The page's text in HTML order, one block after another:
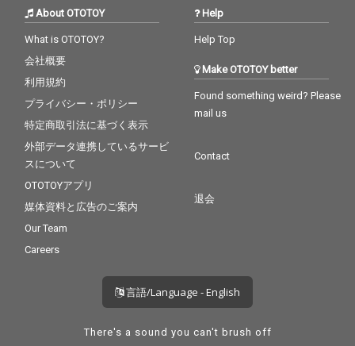
About OTOTOY
What is OTOTOY?
会社概要
利用規約
プライバシー・ポリシー
特定商取引法に基づく表示
外部データ連携しているサービ
スについて
OTOTOYアプリ
媒体資料と広告のご案内
Our Team
Careers
Help
Help Top
Make OTOTOY better
Found something weird? Please
mail us
Contact
退会
言語/Language - English
There's a sound you can't brush off